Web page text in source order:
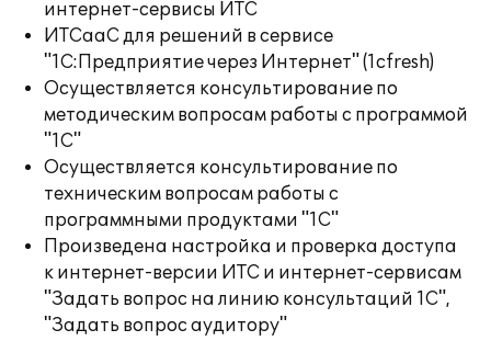
интернет-сервисы ИТС
ИТСааС для решений в сервисе
"1С:Предприятие через Интернет" (1cfresh)
Осуществляется консультирование по
методическим вопросам работы с программой
"1С"
Осуществляется консультирование по
техническим вопросам работы с
программными продуктами "1С"
Произведена настройка и проверка доступа
к интернет-версии ИТС и интернет-сервисам
"Задать вопрос на линию консультаций 1С",
"Задать вопрос аудитору"